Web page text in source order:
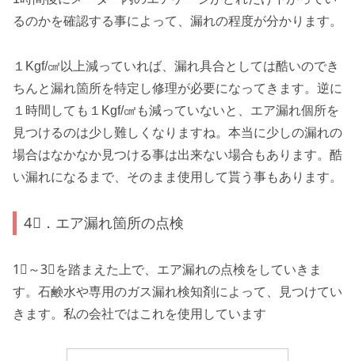
るのかを確認する事によって、漏れの程度が分かります。
１Kgf/㎠以上減っていれば、漏れ具合としては酷いのでき
ちんと漏れ箇所を特定し修理が必要になってきます。逆に
１時間しても１Kgf/㎠も減っていないと、エア漏れ個所を
見つけるのは少し難しくなりますね。本当に少しの漏れの
場合はなかなか見つける事は出来ない場合もあります。酷
い漏れになるまで、そのまま使用して貰う事もあります。
4⃣．エア漏れ箇所の点検
1⃣～3⃣を踏まえた上で、エア漏れの点検をしていきま
す。石鹸水や専用のガス漏れ検知剤によって、見つけてい
きます。私の会社ではこれを使用しています